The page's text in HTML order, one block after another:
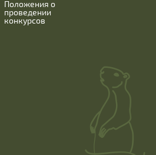
Положения о
проведении
конкурсов